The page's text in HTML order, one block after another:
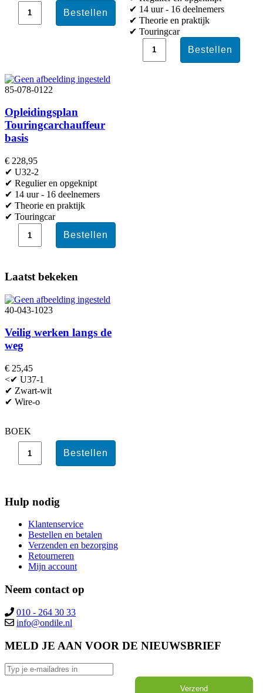
✔ 14 uur - 16 deelnemers
✔ Theorie en praktijk
✔ Touringcar
85-078-0122
Opleidingsplan
Touringcarchauffeur
basis
€ 228,95
✔ U32-2
✔ Regulier en opgeknipt
✔ 14 uur - 16 deelnemers
✔ Theorie en praktijk
✔ Touringcar
Laatst bekeken
40-043-1023
Veilig werken langs de
weg
€ 25,45
<✔ U37-1
✔ Zwart-wit
✔ Wire-o
BOEK
Hulp nodig
Klantenservice
Bestellen en betalen
Verzenden en bezorging
Retourneren
Mijn account
Neem contact op
010 - 264 30 33
MELD JE AAN VOOR DE NIEUWSBRIEF
Verzend